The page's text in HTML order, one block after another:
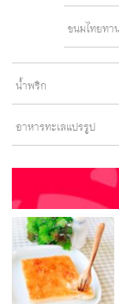
ขนมไทยทา
น้ำพริก
อาหารทะเลแปรรูป